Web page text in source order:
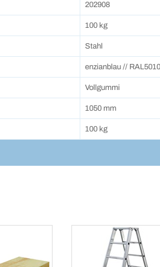
202908
100 kg
Stahl
enzianblau // RAL5010
Vollgummi
1050 mm
100 kg